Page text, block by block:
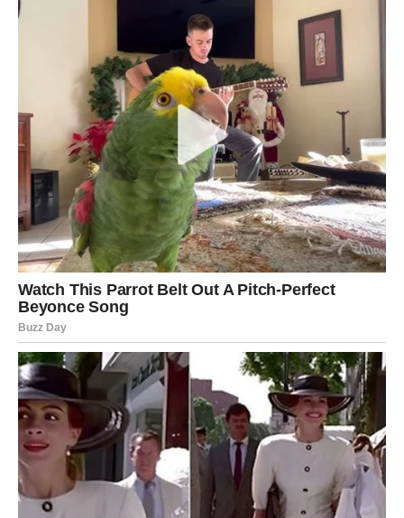
7. Regulacija krvnog pritiska
Osobe koje imaju problema s visokim krvnim pritiskom mogu
imati koristi od hurmi. One prirodno ne sadrže natrij, koji često
doprinosi povišenom pritisku, ali su bogate kalijumom koji
pomaže u njegovoj regulaciji. Također, sadrže i magnezijum –
mineral koji je važan za opuštanje krvnih sudova i normalnu
cirkulaciju.
8. Smanjenje rizika od moždanog